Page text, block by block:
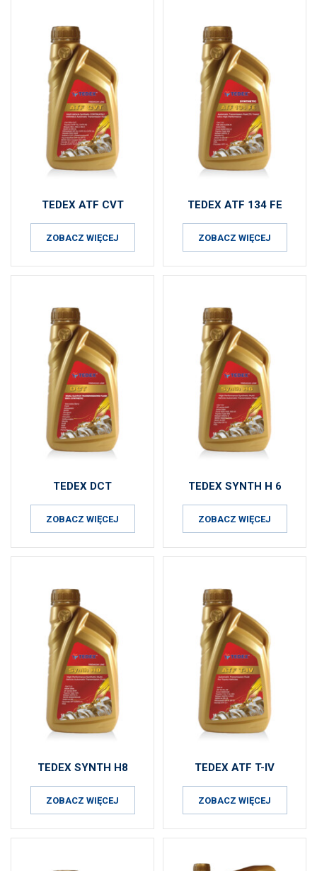
TEDEX ATF CVT
ZOBACZ WIĘCEJ
TEDEX ATF 134 FE
ZOBACZ WIĘCEJ
TEDEX DCT
ZOBACZ WIĘCEJ
TEDEX SYNTH H 6
ZOBACZ WIĘCEJ
TEDEX SYNTH H8
ZOBACZ WIĘCEJ
TEDEX ATF T-IV
ZOBACZ WIĘCEJ